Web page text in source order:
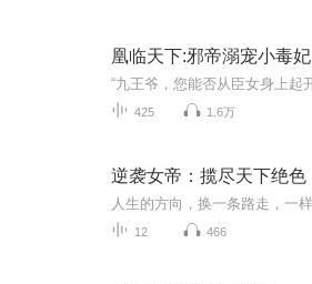
凰临天下:邪帝溺宠小毒妃
425 1.6万
逆袭女帝：揽尽天下绝色
12 466